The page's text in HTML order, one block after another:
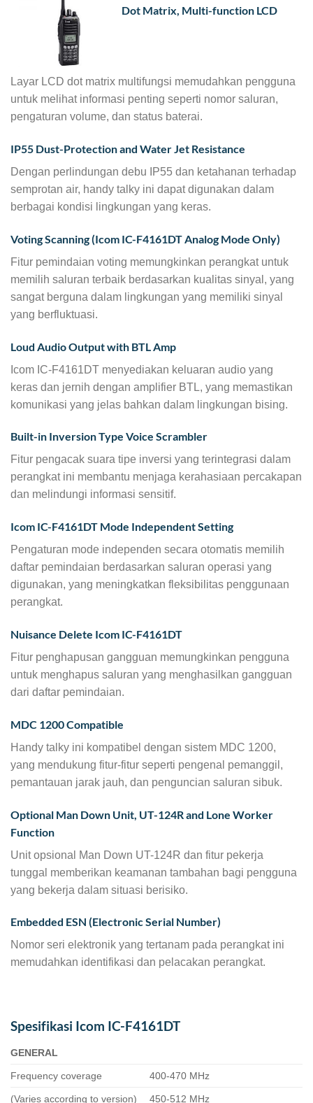
Dot Matrix, Multi-function LCD
Layar LCD dot matrix multifungsi memudahkan pengguna
untuk melihat informasi penting seperti nomor saluran,
pengaturan volume, dan status baterai.
IP55 Dust-Protection and Water Jet Resistance
Dengan perlindungan debu IP55 dan ketahanan terhadap
semprotan air, handy talky ini dapat digunakan dalam
berbagai kondisi lingkungan yang keras.
Voting Scanning (Icom IC-F4161DT Analog Mode Only)
Fitur pemindaian voting memungkinkan perangkat untuk
memilih saluran terbaik berdasarkan kualitas sinyal, yang
sangat berguna dalam lingkungan yang memiliki sinyal
yang berfluktuasi.
Loud Audio Output with BTL Amp
Icom IC-F4161DT menyediakan keluaran audio yang
keras dan jernih dengan amplifier BTL, yang memastikan
komunikasi yang jelas bahkan dalam lingkungan bising.
Built-in Inversion Type Voice Scrambler
Fitur pengacak suara tipe inversi yang terintegrasi dalam
perangkat ini membantu menjaga kerahasiaan percakapan
dan melindungi informasi sensitif.
Icom IC-F4161DT Mode Independent Setting
Pengaturan mode independen secara otomatis memilih
daftar pemindaian berdasarkan saluran operasi yang
digunakan, yang meningkatkan fleksibilitas penggunaan
perangkat.
Nuisance Delete Icom IC-F4161DT
Fitur penghapusan gangguan memungkinkan pengguna
untuk menghapus saluran yang menghasilkan gangguan
dari daftar pemindaian.
MDC 1200 Compatible
Handy talky ini kompatibel dengan sistem MDC 1200,
yang mendukung fitur-fitur seperti pengenal pemanggil,
pemantauan jarak jauh, dan penguncian saluran sibuk.
Optional Man Down Unit, UT-124R and Lone Worker
Function
Unit opsional Man Down UT-124R dan fitur pekerja
tunggal memberikan keamanan tambahan bagi pengguna
yang bekerja dalam situasi berisiko.
Embedded ESN (Electronic Serial Number)
Nomor seri elektronik yang tertanam pada perangkat ini
memudahkan identifikasi dan pelacakan perangkat.
Spesifikasi Icom IC-F4161DT
GENERAL
Frequency coverage 400-470 MHz
(Varies according to version) 450-512 MHz